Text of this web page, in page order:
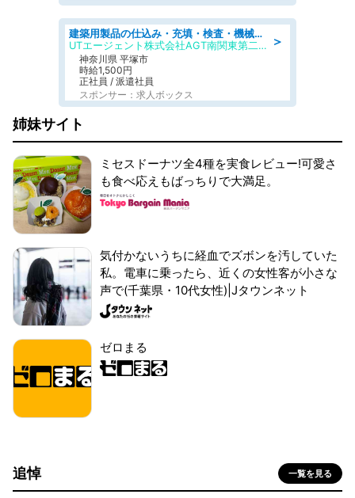
＞
建築用製品の仕込み・充填・検査・機械操作/寮完備/日払い/工場・製造
UTエージェント株式会社AGT南関東第二CU
神奈川県 平塚市
時給1,500円
正社員 / 派遣社員
スポンサー：求人ボックス
姉妹サイト
ミセスドーナツ全4種を実食レビュー!可愛さ
も食べ応えもばっちりで大満足。
気付かないうちに経血でズボンを汚していた
私。電車に乗ったら、近くの女性客が小さな
声で(千葉県・10代女性)|Jタウンネット
ゼロまる
追悼 一覧を見る